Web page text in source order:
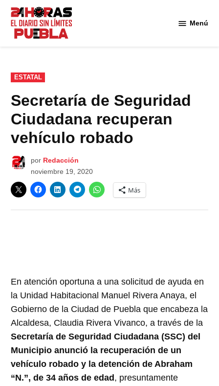
Saltar
contenido
Menú
PUBLICADO
EN
ESTATAL
Secretaría de Seguridad
Ciudadana recuperan
vehículo robado
por Redacción
noviembre 19, 2020
Más
En atención oportuna a una solicitud de ayuda en
la Unidad Habitacional Manuel Rivera Anaya, el
Gobierno de la Ciudad de Puebla que encabeza la
Alcaldesa, Claudia Rivera Vivanco, a través de la
Secretaría de Seguridad Ciudadana (SSC) del
Municipio anunció la recuperación de un
vehículo robado y la detención de Abraham
“N.”, de 34 años de edad , presuntamente